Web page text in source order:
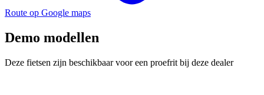
Route op Google maps
Demo modellen
Deze fietsen zijn beschikbaar voor een proefrit bij deze dealer